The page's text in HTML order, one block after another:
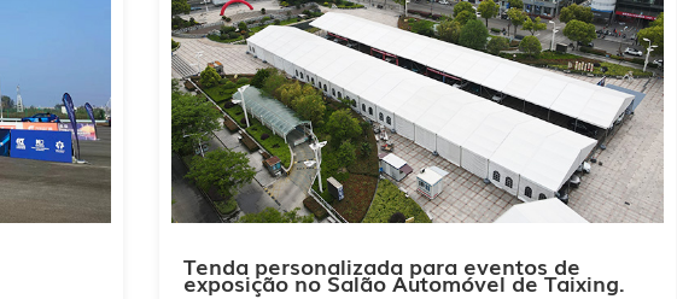
Tenda personalizada para eventos de
exposição no Salão Automóvel de Taixing.